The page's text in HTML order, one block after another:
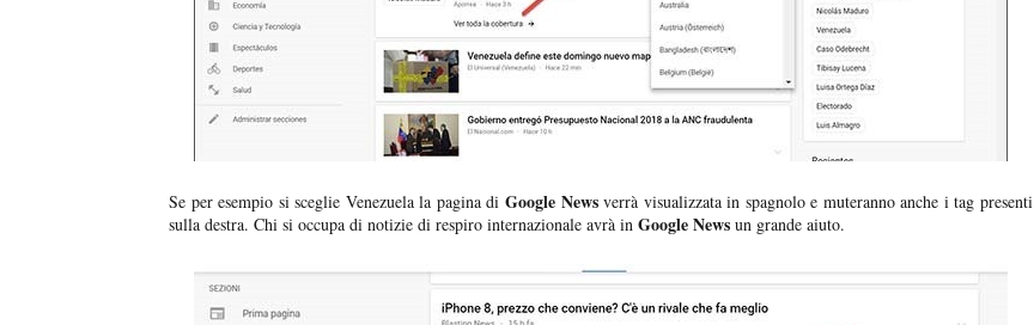
Se per esempio si sceglie Venezuela la pagina di Google Newsverrà visualizzata in spagnolo e muteranno anche i tag presenti
sulla destra. Chi si occupa di notizie di respiro internazionale avrà in Google News un grande aiuto.